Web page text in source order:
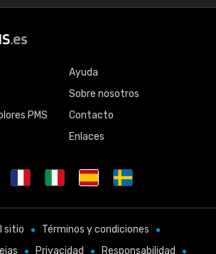
.es
PMS
Ayuda
Sobre nosotros
Contacto
Enlaces
sitio
Términos y condiciones
Privacidad Responsabilidad